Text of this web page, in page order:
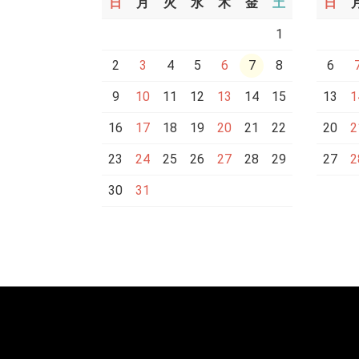
1
2 3 4 5 6 7 8
9 10 11 12 13 14 15
16 17 18 19 20 21 22
23 24 25 26 27 28 29
30 31
6
13
20
27